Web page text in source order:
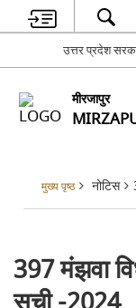
उत्तर प्रदेश
मीरजापुर
मुख्य पृष्ठ नोटिस
397 मंझवा